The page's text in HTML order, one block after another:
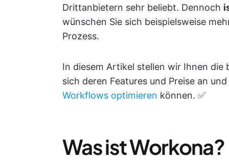
Drittanbietern sehr beliebt. Dennoch
wünschen Sie sich beispielsweise
Prozess.
In diesem Artikel stellen wir Ihnen die
sich deren Features und Preise an
Workflows optimieren können. ✅
Was ist Workona?